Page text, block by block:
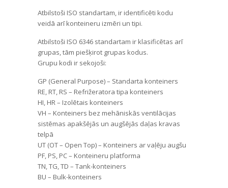
Atbilstoši ISO standartam, ir identificēti kodu
veidā arī konteineru izmēri un tipi.
Atbilstoši ISO 6346 standartam ir klasificētas arī
grupas, tām piešķirot grupas kodus.
Grupu kodi ir sekojoši:
GP (General Purpose) – Standarta konteiners
RE, RT, RS – Refrižeratora tipa konteiners
HI, HR – Izolētais konteiners
VH – Konteiners bez mehāniskās ventilācijas
sistēmas apakšējās un augšējās daļas kravas
telpā
UT (OT – Open Top) – Konteiners ar vaļēju augšu
PF, PS, PC – Konteineru platforma
TN, TG, TD – Tank-konteiners
BU – Bulk-konteiners